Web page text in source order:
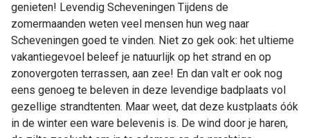
genieten! Levendig Scheveningen Tijdens de
zomermaanden weten veel mensen hun weg naar
Scheveningen goed te vinden. Niet zo gek ook: het ultieme
vakantiegevoel beleef je natuurlijk op het strand en op
zonovergoten terrassen, aan zee! En dan valt er ook nog
eens genoeg te beleven in deze levendige badplaats vol
gezellige strandtenten. Maar weet, dat deze kustplaats óók
in de winter een ware belevenis is. De wind door je haren,